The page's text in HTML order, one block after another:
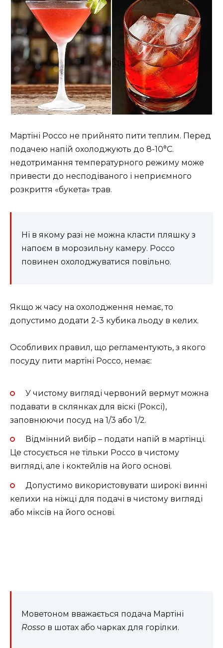
Мартіні Россо не прийнято пити теплим. Перед
подачею напій охолоджують до 8-10°C.
недотримання температурного режиму може
привести до несподіваного і неприємного
розкриття «букета» трав.
Ні в якому разі не можна класти пляшку з
напоєм в морозильну камеру. Россо
повинен охолоджуватися повільно.
Якщо ж часу на охолодження немає, то
допустимо додати 2-3 кубика льоду в келих.
Особливих правил, що регламентують, з якого
посуду пити мартіні Россо, немає:
У чистому вигляді червоний вермут можна
подавати в склянках для віскі (Роксі),
заповнюючи посуд на 1/3 або 1/2.
Відмінний вибір – подати напій в мартінці.
Це стосується не тільки Россо в чистому
вигляді, але і коктейлів на його основі.
Допустимо використовувати широкі винні
келихи на ніжці для подачі в чистому вигляді
або міксів на його основі.
Моветоном вважається подача Мартіні
Rosso в шотах або чарках для горілки.